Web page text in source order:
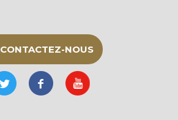
CONTACTEZ-NOUS